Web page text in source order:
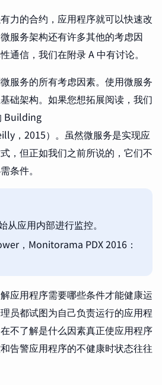
力的合约，应用程序就可以快速改
服务架构还有许多其他的考虑因
通信，我们在附录 A 中有讨论。
服务的所有考虑因素。使用微服务
础架构。如果您想拓展阅读，我们
Building
，2015）。虽然微服务是实现应
，但正如我们之前所说的，它们不
条件。
从应用内部进行监控。
，Monitorama PDX 2016：
应用程序需要哪些条件才能健康运
员都试图为自己负责运行的应用程
不了解是什么因素真正使应用程序
告警应用程序的不健康时状态往往